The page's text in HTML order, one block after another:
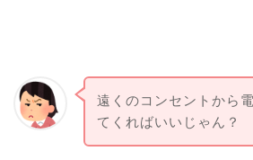
遠くのコンセントから
てくればいいじゃん？